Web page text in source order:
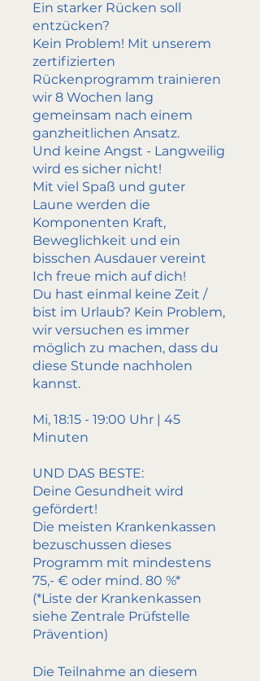
Ein starker Rücken soll
entzücken?
Kein Problem! Mit unserem
zertifizierten
Rückenprogramm trainieren
wir 8 Wochen lang
gemeinsam nach einem
ganzheitlichen Ansatz.
Und keine Angst - Langweilig
wird es sicher nicht!
Mit viel Spaß und guter
Laune werden die
Komponenten Kraft,
Beweglichkeit und ein
bisschen Ausdauer vereint
Ich freue mich auf dich!
Du hast einmal keine Zeit /
bist im Urlaub? Kein Problem,
wir versuchen es immer
möglich zu machen, dass du
diese Stunde nachholen
kannst.
Mi, 18:15 - 19:00 Uhr | 45
Minuten
UND DAS BESTE:
Deine Gesundheit wird
gefördert!
Die meisten Krankenkassen
bezuschussen dieses
Programm mit mindestens
75,- € oder mind. 80 %*
(*Liste der Krankenkassen
siehe Zentrale Prüfstelle
Prävention)
Die Teilnahme an diesem